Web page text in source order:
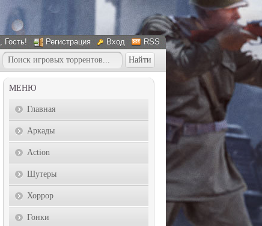
, Гость! Регистрация Вход RSS
МЕНЮ
Главная
Аркады
Action
Шутеры
Хоррор
Гонки